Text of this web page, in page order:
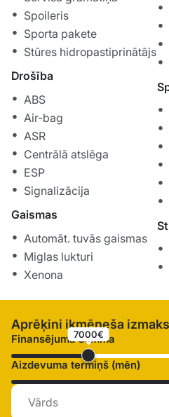
Spoileris
Sporta pakete
Stūres hidropastiprinātājs
Drošība
ABS
Air-bag
ASR
Centrālā atslēga
ESP
Signalizācija
Gaismas
Automāt. tuvās gaismas
Miglas lukturi
Xenona
Aprēķini ikmēneša
Finansējuma summa
7000€
Aizdevuma termiņš (mēn)